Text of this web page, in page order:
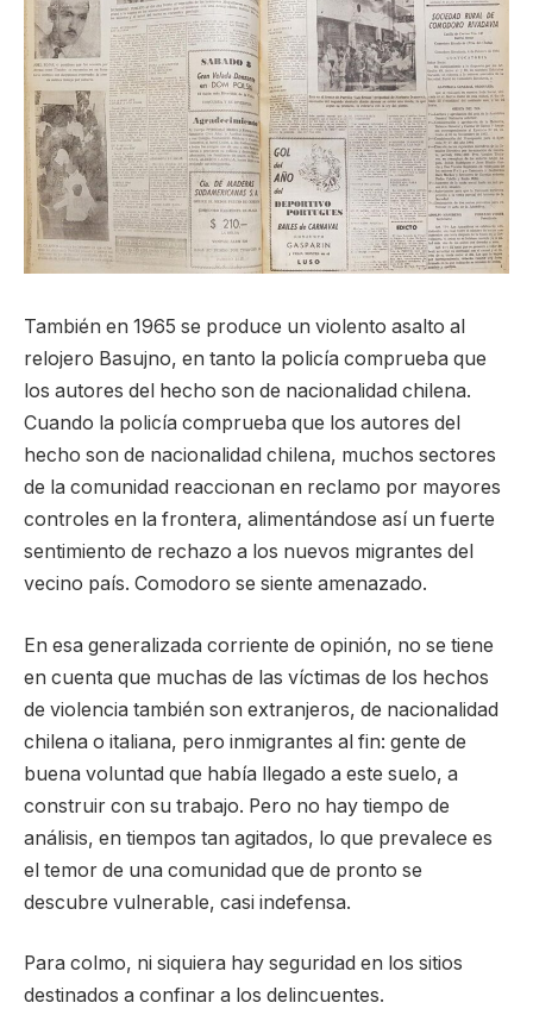
También en 1965 se produce un violento asalto al
relojero Basujno, en tanto la policía comprueba que
los autores del hecho son de nacionalidad chilena.
Cuando la policía comprueba que los autores del
hecho son de nacionalidad chilena, muchos sectores
de la comunidad reaccionan en reclamo por mayores
controles en la frontera, alimentándose así un fuerte
sentimiento de rechazo a los nuevos migrantes del
vecino país. Comodoro se siente amenazado.
En esa generalizada corriente de opinión, no se tiene
en cuenta que muchas de las víctimas de los hechos
de violencia también son extranjeros, de nacionalidad
chilena o italiana, pero inmigrantes al fin: gente de
buena voluntad que había llegado a este suelo, a
construir con su trabajo. Pero no hay tiempo de
análisis, en tiempos tan agitados, lo que prevalece es
el temor de una comunidad que de pronto se
descubre vulnerable, casi indefensa.
Para colmo, ni siquiera hay seguridad en los sitios
destinados a confinar a los delincuentes.